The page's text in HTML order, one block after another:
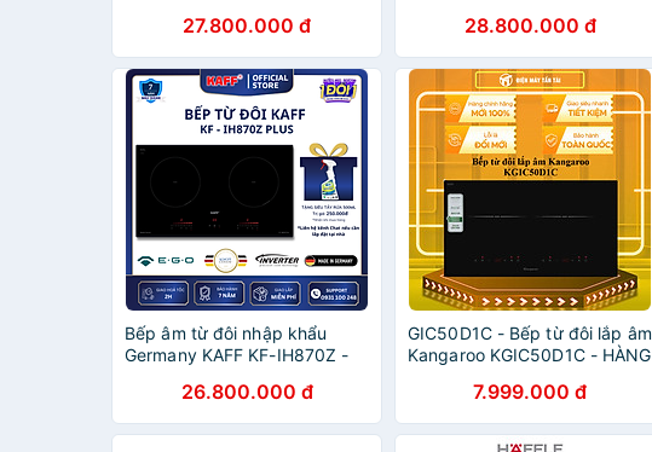
27.800.000 đ 28.800.000 đ
Bếp âm từ đôi nhập khẩu
Germany KAFF KF-IH870Z -
26.800.000 đ
GIC50D1C - Bếp từ đôi lắp âm
Kangaroo KGIC50D1C - HÀNG
7.999.000 đ